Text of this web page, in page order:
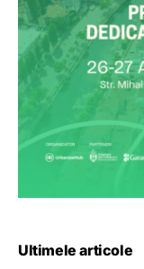
Ultimele articole